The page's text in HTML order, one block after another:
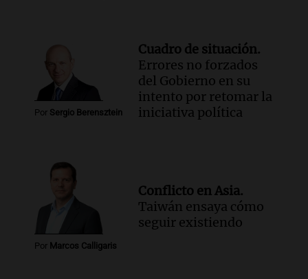
Por Sergio Berensztein
Cuadro de situación.
Errores no forzados
del Gobierno en su
intento por retomar la
iniciativa política
Por Marcos Calligaris
Conflicto en Asia.
Taiwán ensaya cómo
seguir existiendo